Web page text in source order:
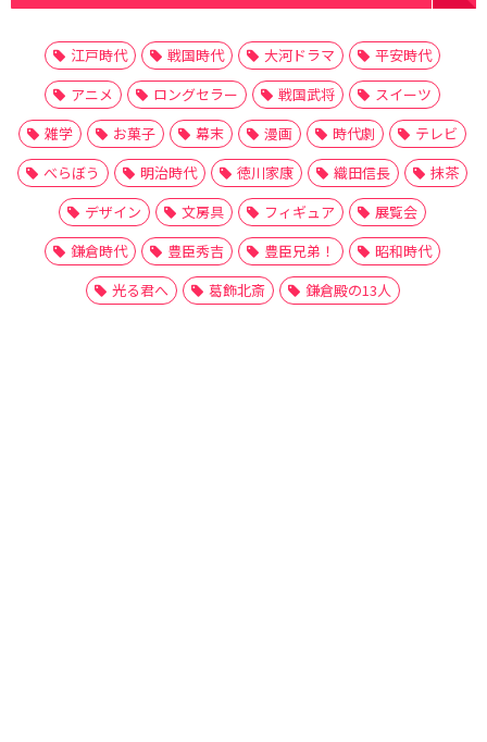
江戸時代 戦国時代 大河ドラマ
平安時代
アニメ
ロングセラー 戦国武将
スイーツ
雑学
お菓子 幕末 漫画 時代劇
テレビ
べらぼう
明治時代 徳川家康 織田信長
抹茶
デザイン
文房具 フィギュア
展覧会
鎌倉時代
豊臣秀吉 豊臣兄弟！
昭和時代
光る君へ
葛飾北斎 鎌倉殿の13人